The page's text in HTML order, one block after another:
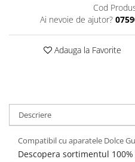
Cod
Ai nevoie de ajutor?
Adauga la Favorite
Descriere
Compatibil cu aparatele Dolce
Descopera sortimentul